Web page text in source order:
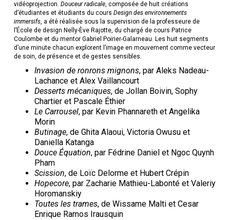
vidéoprojection. Douceur radicale, composée de huit créations
d’étudiantes et étudiants du cours Design des environnements
immersifs, a été réalisée sous la supervision de la professeure de
l’École de design Nelly-Ève Rajotte, du chargé de cours Patrice
Coulombe et du mentor Gabriel Poirier-Galarneau. Les huit segments
d’une minute chacun explorent l’image en mouvement comme vecteur
de soin, de présence et de gestes sensibles.
Invasion de ronrons mignons, par Aleks Nadeau-
Lachance et Alex Vaillancourt
Desserts mécaniques, de Jollan Boivin, Sophy
Chartier et Pascale Éthier
Le Carrousel, par Kevin Phannareth et Angelika
Morin
Butinage, de Ghita Alaoui, Victoria Owusu et
Daniella Katanga
Douce Équation, par Fédrine Daniel et Ngoc Quynh
Pham
Scission, de Loïc Delorme et Hubert Crépin
Hopecore, par Zacharie Mathieu-Labonté et Valeriy
Horomanskiy
Toutes les trames, de Wissame Malti et Cesar
Enrique Ramos Irausquin